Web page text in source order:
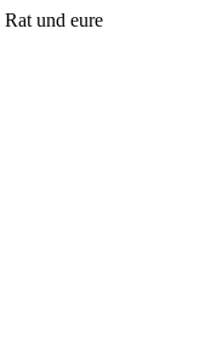
und eure